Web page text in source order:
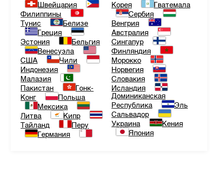
Швейцария
Филиппины
Тунис
Белизе
Греция
Эстония
Бельгия
Венесуэла
США
Чили
Индонезия
Малазия
Пакистан
Гонк-
Конг
Польша
Мексика
Литва
Кипр
Тайланд
Перу
Германия
Корея
Гватемала
Сербия
Венгрия
Австралия
Сингапур
Финляндия
Морокко
Норвегия
Словакия
Исландия
Доминиканская
Республика
Эль
Сальвадор
Украина
Кения
Япония